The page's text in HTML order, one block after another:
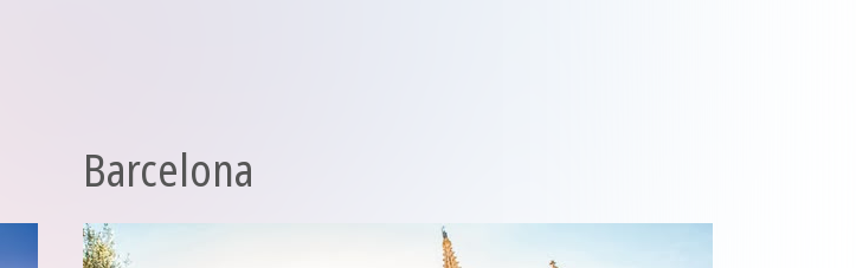
Barcelona